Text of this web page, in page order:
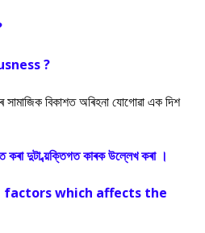
?
বিকাশত অৰিহনা যোগোৱা এক দিশ
দুটা ব্য়ক্তিগত কাৰক উল্লেখ কৰা ।
which affects the